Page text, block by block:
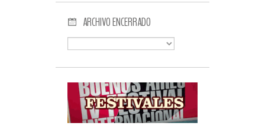
ARCHIVO ENCERRADO